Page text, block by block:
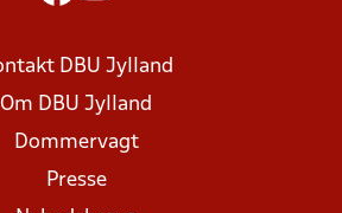
DBU Jylland
Om DBU Jylland
Dommervagt
Presse